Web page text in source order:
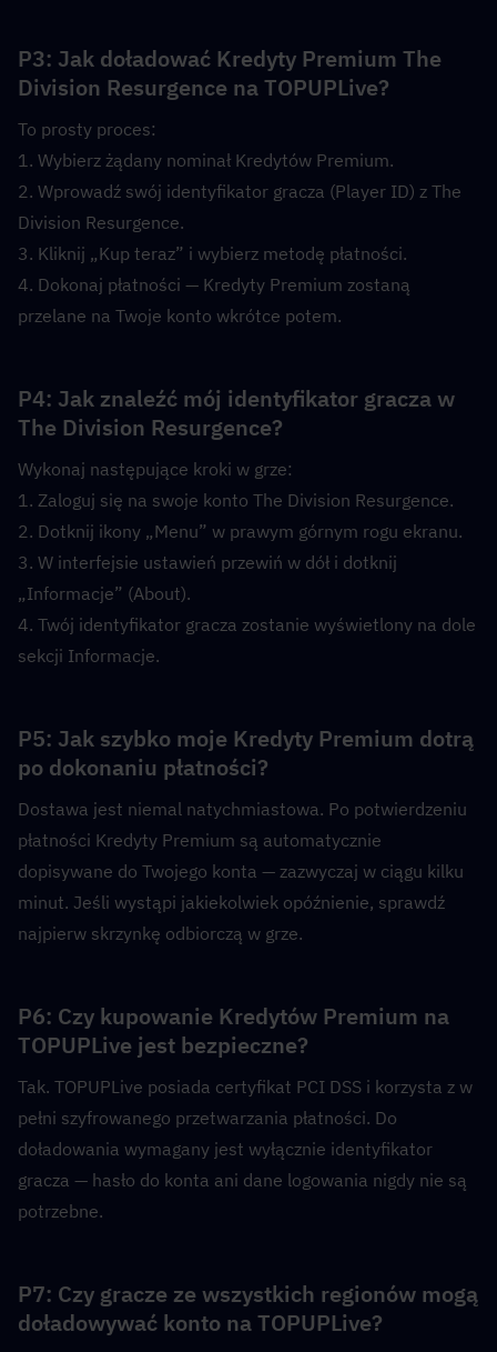
P3: Jak doładować Kredyty Premium The
Division Resurgence na TOPUPLive?
To prosty proces:
1. Wybierz żądany nominał Kredytów Premium.
2. Wprowadź swój identyfikator gracza (Player ID) z The
Division Resurgence.
3. Kliknij „Kup teraz” i wybierz metodę płatności.
4. Dokonaj płatności — Kredyty Premium zostaną
przelane na Twoje konto wkrótce potem.
P4: Jak znaleźć mój identyfikator gracza w
The Division Resurgence?
Wykonaj następujące kroki w grze:
1. Zaloguj się na swoje konto The Division Resurgence.
2. Dotknij ikony „Menu” w prawym górnym rogu ekranu.
3. W interfejsie ustawień przewiń w dół i dotknij
„Informacje” (About).
4. Twój identyfikator gracza zostanie wyświetlony na dole
sekcji Informacje.
P5: Jak szybko moje Kredyty Premium dotrą
po dokonaniu płatności?
Dostawa jest niemal natychmiastowa. Po potwierdzeniu
płatności Kredyty Premium są automatycznie
dopisywane do Twojego konta — zazwyczaj w ciągu kilku
minut. Jeśli wystąpi jakiekolwiek opóźnienie, sprawdź
najpierw skrzynkę odbiorczą w grze.
P6: Czy kupowanie Kredytów Premium na
TOPUPLive jest bezpieczne?
Tak. TOPUPLive posiada certyfikat PCI DSS i korzysta z w
pełni szyfrowanego przetwarzania płatności. Do
doładowania wymagany jest wyłącznie identyfikator
gracza — hasło do konta ani dane logowania nigdy nie są
potrzebne.
P7: Czy gracze ze wszystkich regionów mogą
doładowywać konto na TOPUPLive?